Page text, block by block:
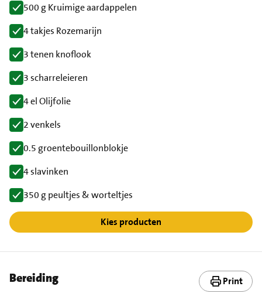
500 g Kruimige aardappelen
4 takjes Rozemarijn
3 tenen knoflook
3 scharreleieren
4 el Olijfolie
2 venkels
0.5 groentebouillonblokje
4 slavinken
350 g peultjes & worteltjes
Kies producten
Bereiding Print